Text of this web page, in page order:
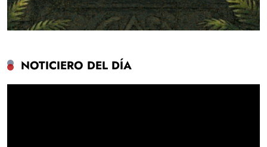
NOTICIERO DEL DÍA